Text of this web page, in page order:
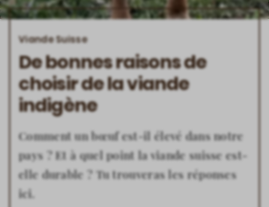
Viande Suisse
De bonnes raisons de
choisir de la viande
indigène
Comment un bœuf est-il élevé dans notre
pays ? Et à quel point la viande suisse est-
elle durable ? Tu trouveras les réponses
ici.